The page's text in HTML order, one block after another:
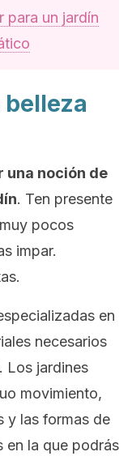
para un jardín
belleza
una noción de
. Ten presente
pocos
impar.
en
necesarios
Los jardines
movimiento,
y las formas de
en la que podrás